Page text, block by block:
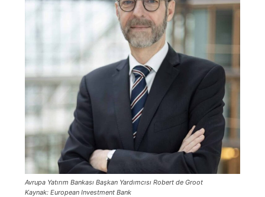
Avrupa Yatırım Bankası Başkan Yardımcısı Robert de Groot
Kaynak: European Investment Bank